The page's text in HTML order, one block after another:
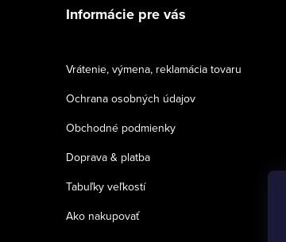
Informácie pre vás
Vrátenie, výmena, reklamácia tovaru
Ochrana osobných údajov
Obchodné podmienky
Doprava & platba
Tabuľky veľkostí
Ako nakupovať